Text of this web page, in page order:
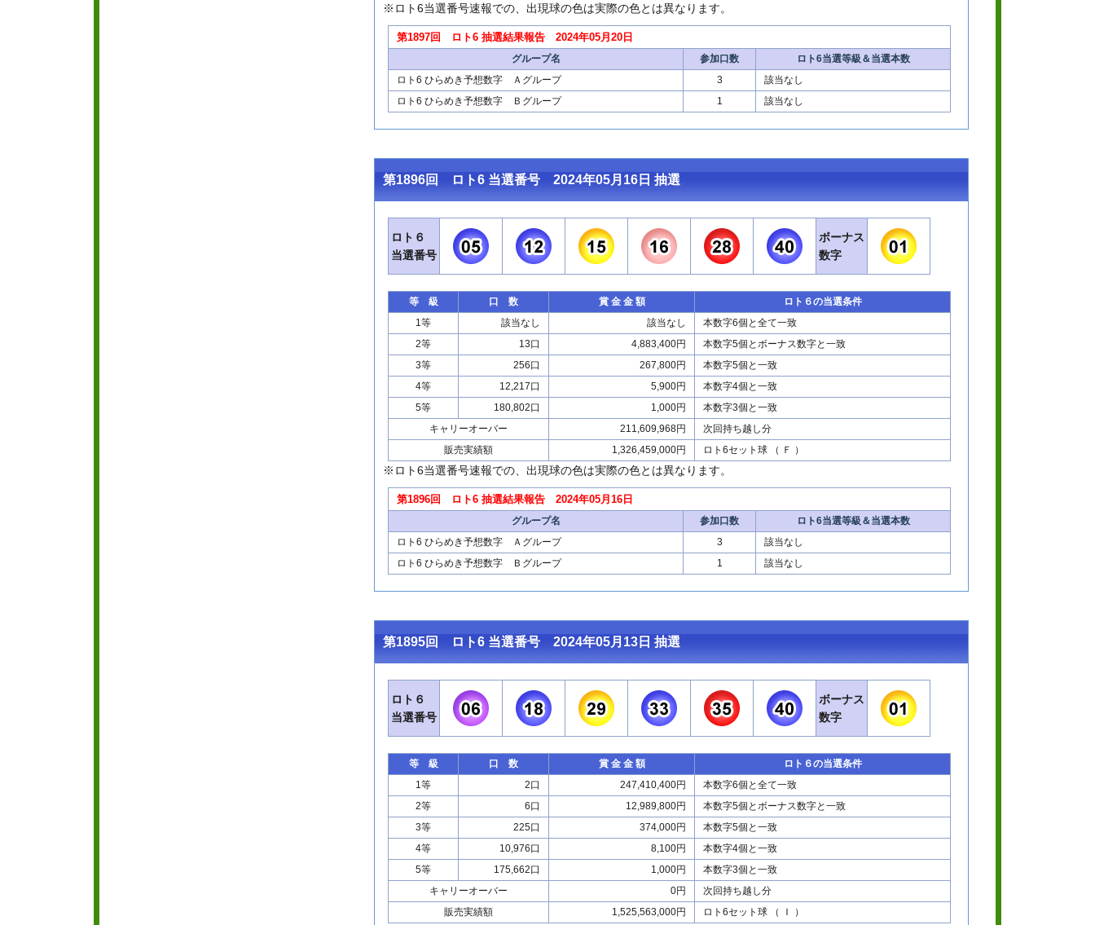
※ロト6当選番号速報での、出現球の色は実際の色とは異なります。
第1897回 ロト6 抽選結果報告 2024年05月20日
グループ名 参加口数
ロト6当選等級＆当選本数
ロト6 ひらめき予想数字 Ａグループ
3
該当なし
ロト6 ひらめき予想数字 Ｂグループ
1 該当なし
第1896回 ロト6 当選番号 2024年05月16日 抽選
ロト６
当選番号
ボーナス
数字
等 級 口 数 賞 金 金 額
ロト６の当選条件
1等
該当なし 該当なし
本数字6個と全て一致
2等
13口 4,883,400円
本数字5個とボーナス数字と一致
3等
256口 267,800円
本数字5個と一致
4等
12,217口 5,900円
本数字4個と一致
5等
180,802口 1,000円
本数字3個と一致
キャリーオーバー
211,609,968円
次回持ち越し分
販売実績額
1,326,459,000円 ロト6セット球 （ Ｆ ）
※ロト6当選番号速報での、出現球の色は実際の色とは異なります。
第1896回 ロト6 抽選結果報告 2024年05月16日
グループ名 参加口数
ロト6当選等級＆当選本数
ロト6 ひらめき予想数字 Ａグループ
3
該当なし
ロト6 ひらめき予想数字 Ｂグループ
1 該当なし
第1895回 ロト6 当選番号 2024年05月13日 抽選
ロト６
当選番号
ボーナス
数字
等 級 口 数 賞 金 金 額
ロト６の当選条件
1等
2口 247,410,400円
本数字6個と全て一致
2等
6口 12,989,800円
本数字5個とボーナス数字と一致
3等
225口 374,000円
本数字5個と一致
4等
10,976口 8,100円
本数字4個と一致
5等
175,662口 1,000円
本数字3個と一致
キャリーオーバー
0円
次回持ち越し分
販売実績額
1,525,563,000円 ロト6セット球 （ Ｉ ）